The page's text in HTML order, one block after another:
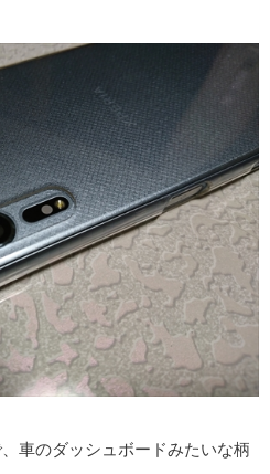
車のダッシュボードみたいな柄